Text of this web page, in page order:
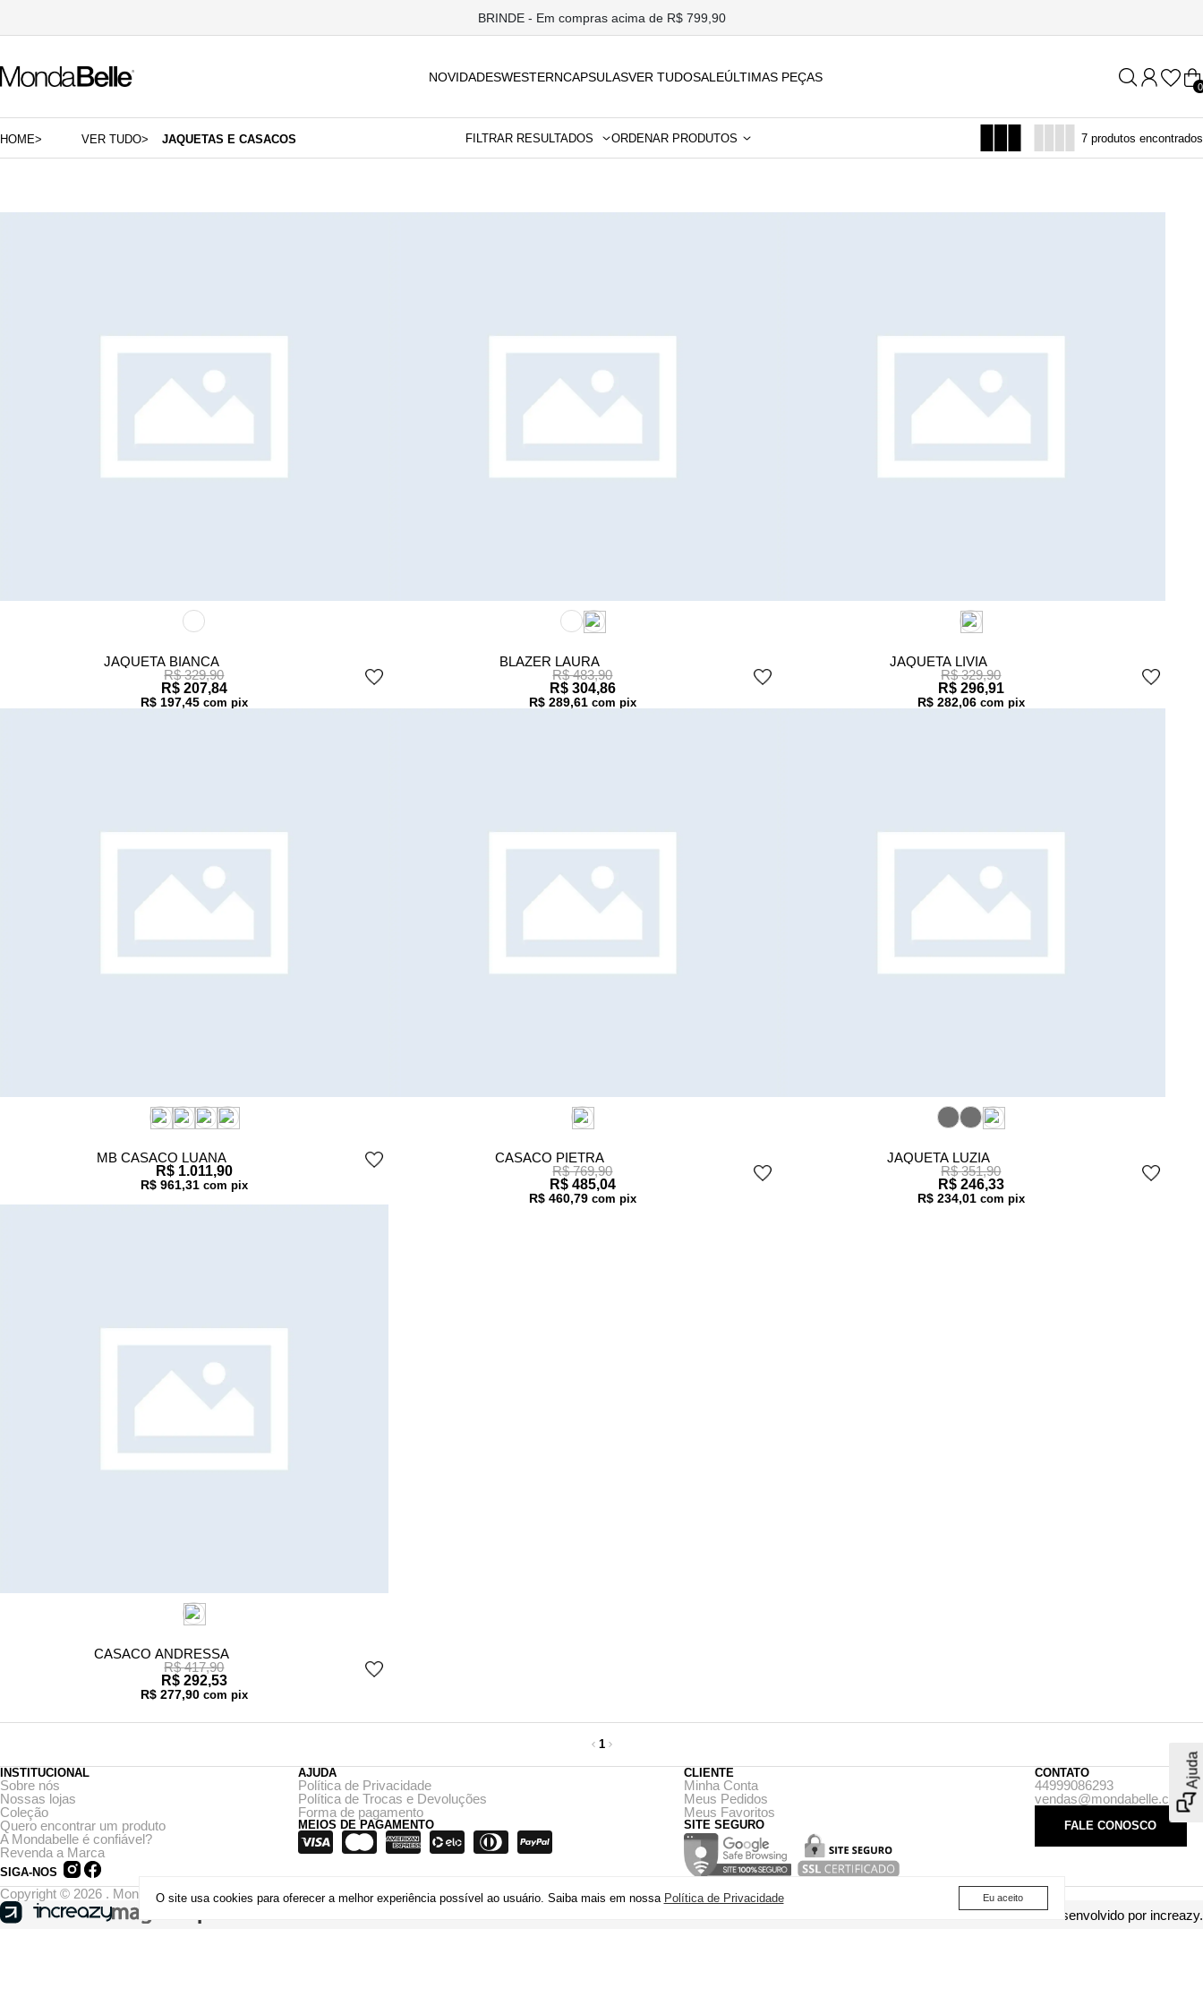
BRINDE - Em compras acima de R$ 799,90
NOVIDADESWESTERNCAPSULASVER TUDOSALEÚLTIMAS PEÇAS
0
Ajuda
HOME> VER TUDO> JAQUETAS E CASACOS FILTRAR RESULTADOS ORDENAR PRODUTOS 7 produtos encontrados
JAQUETA BIANCA
R$ 329,90
R$ 207,84
R$ 197,45 com pix
BLAZER LAURA
R$ 483,90
R$ 304,86
R$ 289,61 com pix
JAQUETA LIVIA
R$ 329,90
R$ 296,91
R$ 282,06 com pix
MB CASACO LUANA
R$ 1.011,90
R$ 961,31 com pix
CASACO PIETRA
R$ 769,90
R$ 485,04
R$ 460,79 com pix
JAQUETA LUZIA
R$ 351,90
R$ 246,33
R$ 234,01 com pix
CASACO ANDRESSA
R$ 417,90
R$ 292,53
R$ 277,90 com pix
1
INSTITUCIONAL
Sobre nós
Nossas lojas
Coleção
Quero encontrar um produto
A Mondabelle é confiável?
Revenda a Marca
SIGA-NOS
AJUDA
Política de Privacidade
Política de Trocas e Devoluções
Forma de pagamento
MEIOS DE PAGAMENTO
CLIENTE
Minha Conta
Meus Pedidos
Meus Favoritos
SITE SEGURO
CONTATO
44999086293
vendas@mondabelle.com.br
FALE CONOSCO
Copyright © 2026 . MondaBelle . CNPJ: 43.573.412/0001-23
Desenvolvido por increazy.
Eu aceito
O site usa cookies para oferecer a melhor experiência possível ao usuário. Saiba mais em nossa Política de Privacidade